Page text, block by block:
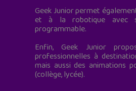
Geek Junior permet
et à la robotique avec
programmable.
Enfin, Geek Junior
professionnelles à
mais aussi des animations
(collège, lycée).